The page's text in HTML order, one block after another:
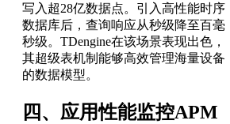
写入超28亿数据点。引入高性能时序
数据库后，查询响应从秒级降至百毫
秒级。TDengine在该场景表现出色，
其超级表机制能够高效管理海量设备
的数据模型。
四、应用性能监控APM